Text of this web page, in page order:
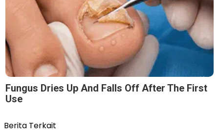
Fungus Dries Up And Falls Off After The First
Use
Berita Terkait